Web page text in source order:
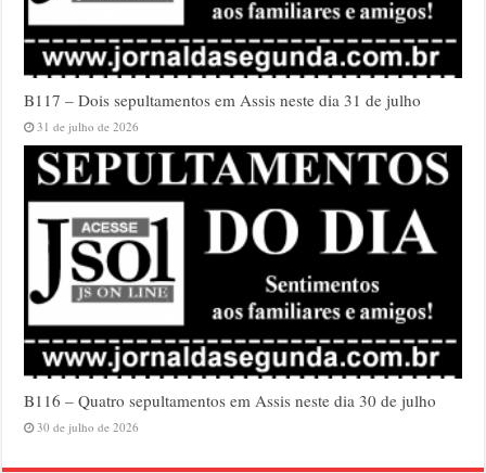
B117 – Dois sepultamentos em Assis neste dia 31 de julho
31 de julho de 2026
B116 – Quatro sepultamentos em Assis neste dia 30 de julho
30 de julho de 2026